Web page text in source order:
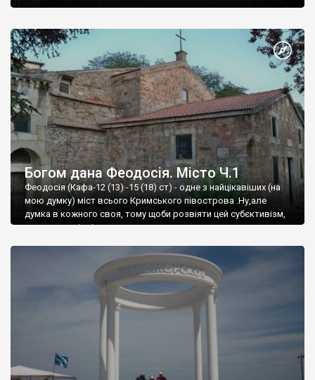
Богом дана Феодосія. Місто Ч.1
Феодосія (Кафа-12 (13) -15 (18) ст) - одне з найцікавіших (на
мою думку) міст всього Кримського півострова .Ну,але
думка в кожного своя, тому щоби розвіяти цей субєктивізм,
запрошую відвідати це